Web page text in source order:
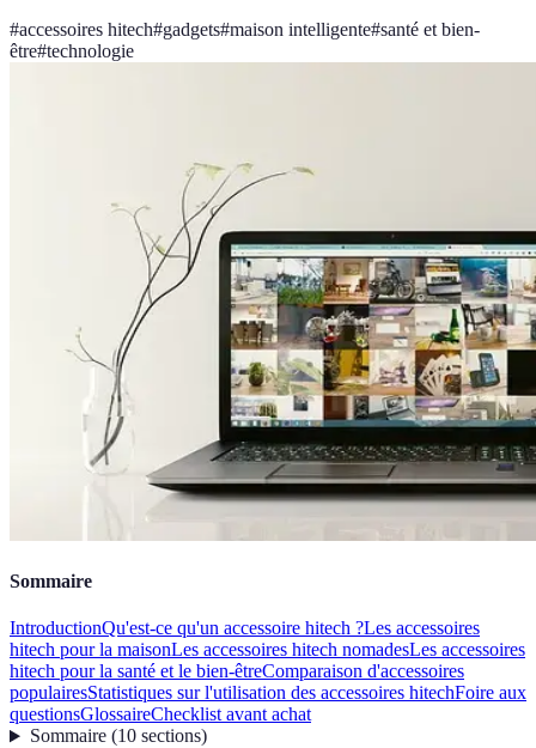
#accessoires hitech#gadgets#maison intelligente#santé et bien-
être#technologie
Sommaire
IntroductionQu'est-ce qu'un accessoire hitech ?Les accessoires
hitech pour la maisonLes accessoires hitech nomadesLes accessoires
hitech pour la santé et le bien-êtreComparaison d'accessoires
populairesStatistiques sur l'utilisation des accessoires hitechFoire aux
questionsGlossaireChecklist avant achat
Sommaire(10 sections)